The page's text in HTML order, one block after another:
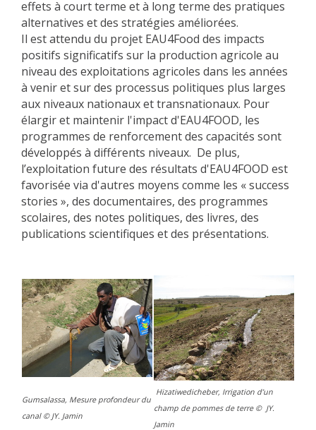
effets à court terme et à long terme des pratiques
alternatives et des stratégies améliorées.
Il est attendu du projet EAU4Food des impacts
positifs significatifs sur la production agricole au
niveau des exploitations agricoles dans les années
à venir et sur des processus politiques plus larges
aux niveaux nationaux et transnationaux. Pour
élargir et maintenir l'impact d'EAU4FOOD, les
programmes de renforcement des capacités sont
développés à différents niveaux. De plus,
l’exploitation future des résultats d'EAU4FOOD est
favorisée via d'autres moyens comme les « success
stories », des documentaires, des programmes
scolaires, des notes politiques, des livres, des
publications scientifiques et des présentations.
Gumsalassa, Mesure profondeur du
canal © JY. Jamin
Hizatiwedicheber, Irrigation d’un
champ de pommes de terre © JY.
Jamin